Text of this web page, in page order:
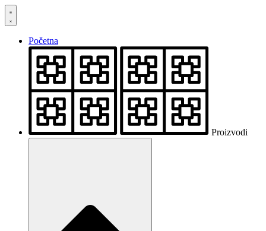
Skočite
na
Početna
Proizvodi